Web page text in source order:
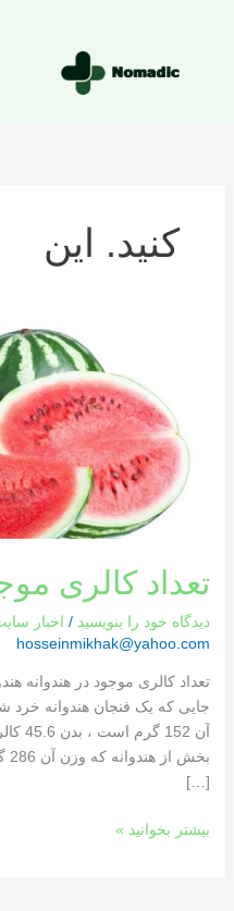
کنید. این
تعداد کالری
دیدگاه‌ خود را بنویسید / اخبار
hosseinmikhak@yahoo.com
جایی که یک فنجان هندوانه
آن
[…]
هندوانه
بیشتر بخوانید »